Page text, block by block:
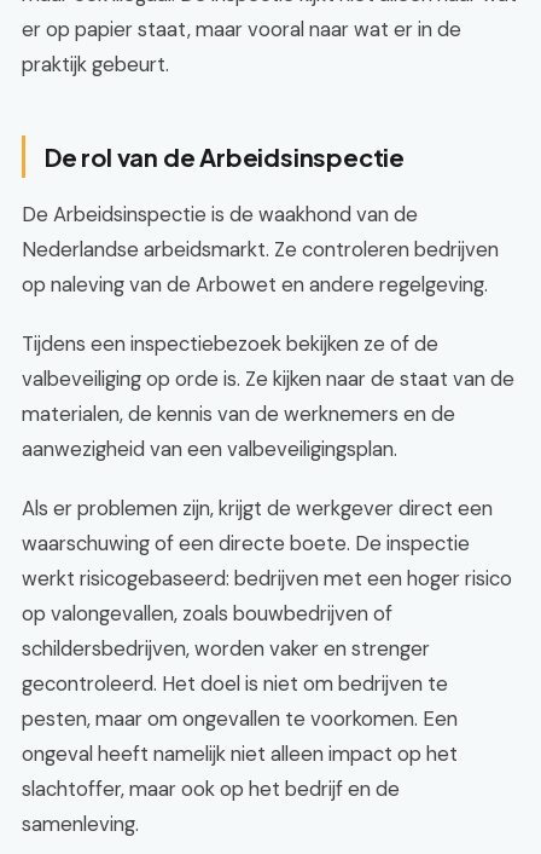
er op papier staat, maar vooral naar wat er in de
praktijk gebeurt.
De rol van de Arbeidsinspectie
De Arbeidsinspectie is de waakhond van de
Nederlandse arbeidsmarkt. Ze controleren bedrijven
op naleving van de Arbowet en andere regelgeving.
Tijdens een inspectiebezoek bekijken ze of de
valbeveiliging op orde is. Ze kijken naar de staat van de
materialen, de kennis van de werknemers en de
aanwezigheid van een valbeveiligingsplan.
Als er problemen zijn, krijgt de werkgever direct een
waarschuwing of een directe boete. De inspectie
werkt risicogebaseerd: bedrijven met een hoger risico
op valongevallen, zoals bouwbedrijven of
schildersbedrijven, worden vaker en strenger
gecontroleerd. Het doel is niet om bedrijven te
pesten, maar om ongevallen te voorkomen. Een
ongeval heeft namelijk niet alleen impact op het
slachtoffer, maar ook op het bedrijf en de
samenleving.